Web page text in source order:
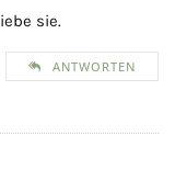
sie.
ANTWORTEN